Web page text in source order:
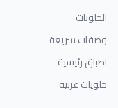
الحلويات
وصفات سريعة
اطباق رئيسية
حلويات غربية